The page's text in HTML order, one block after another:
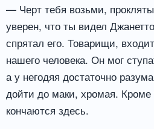
— Черт тебя возьми,
уверен, что ты видел
спрятал его. Товарищи,
нашего человека. Он мог
а у негодяя достаточно
дойти до маки, хромая. Кроме
кончаются здесь.